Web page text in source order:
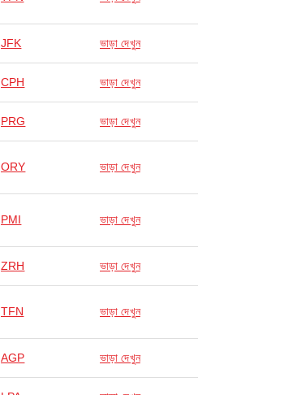
JFK ভাড়া দেখুন
CPH ভাড়া দেখুন
PRG ভাড়া দেখুন
ORY ভাড়া দেখুন
PMI ভাড়া দেখুন
ZRH ভাড়া দেখুন
TFN ভাড়া দেখুন
AGP ভাড়া দেখুন